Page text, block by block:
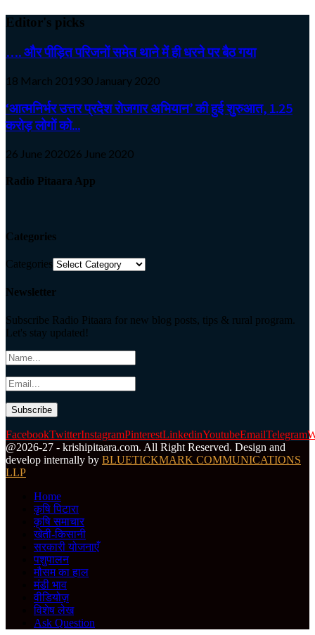
Editor's picks
…. और पीड़ित परिजनों समेत थाने में ही धरने पर बैठ गया
18 March 201930 January 2020
‘आत्मनिर्भर उत्तर प्रदेश रोजगार अभियान’ की हुई शुरुआत, 1.25
करोड़ लोगों को...
26 June 202026 June 2020
Radio Pitaara App
Categories
Categories
Newsletter
Subscribe Radio Pitaara for new blog posts, tips & rural program.
Let's stay updated!
FacebookTwitterInstagramPinterestLinkedinYoutubeEmailTelegram
@2026-27 - krishipitaara.com. All Right Reserved. Design and
develop internally by BLUETICKMARK COMMUNICATIONS
LLP
Home
कृषि पिटारा
कृषि समाचार
खेती-किसानी
सरकारी योजनाएँ
पशुपालन
मौसम का हाल
मंडी भाव
वीडियोज़
विशेष लेख
Ask Question